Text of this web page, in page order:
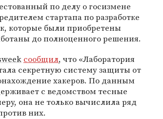
по делу о госизмене
стартапа по разработке
которые были приобретены
до полноценного решения.
сообщил, что «Лаборатория
секретную систему защиты от
хакеров. По данным
с ведомством тесные
она не только вычислила ряд
них.